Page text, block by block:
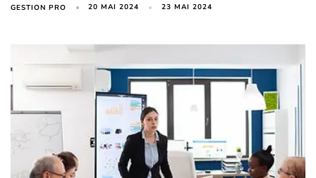
GESTION PRO 20 MAI 2024 23 MAI 2024